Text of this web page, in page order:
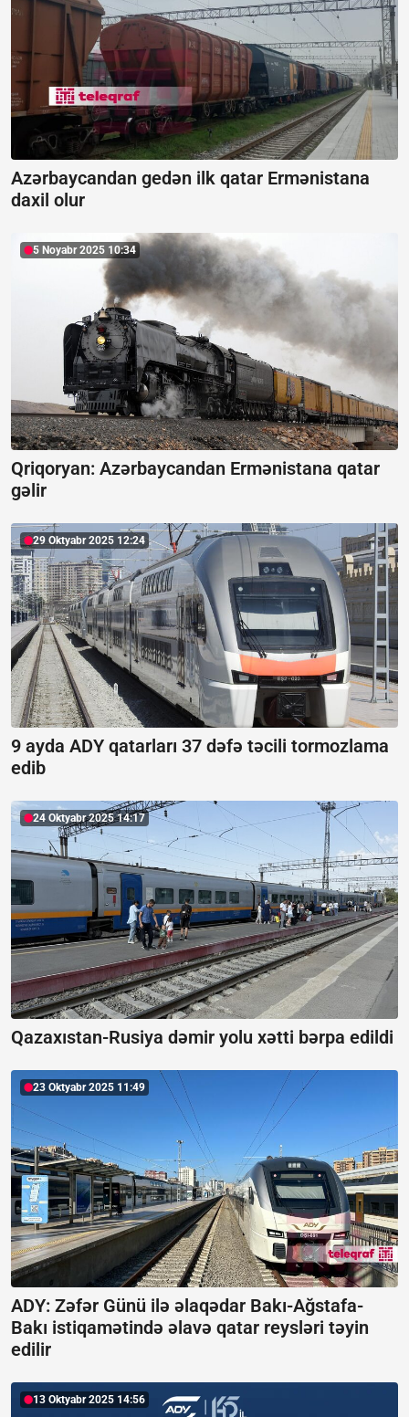
Azərbaycandan gedən ilk qatar Ermənistana
daxil olur
5 Noyabr 2025 10:34
Qriqoryan: Azərbaycandan Ermənistana qatar
gəlir
29 Oktyabr 2025 12:24
9 ayda ADY qatarları 37 dəfə təcili tormozlama
edib
24 Oktyabr 2025 14:17
Qazaxıstan-Rusiya dəmir yolu xətti bərpa edildi
23 Oktyabr 2025 11:49
ADY: Zəfər Günü ilə əlaqədar Bakı-Ağstafa-
Bakı istiqamətində əlavə qatar reysləri təyin
edilir
13 Oktyabr 2025 14:56